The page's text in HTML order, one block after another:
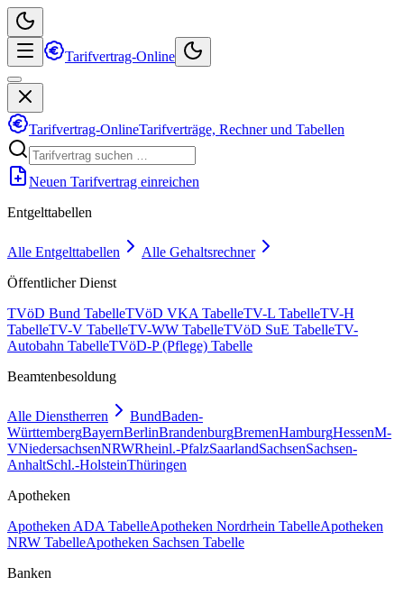
Tarifvertrag-Online
Tarifvertrag-OnlineTarifverträge, Rechner und Tabellen
Neuen Tarifvertrag einreichen
Entgelttabellen
Alle Entgelttabellen
Alle Gehaltsrechner
Öffentlicher Dienst
TVöD Bund TabelleTVöD VKA TabelleTV-L TabelleTV-H
TabelleTV-V TabelleTV-WW TabelleTVöD SuE TabelleTV-
Autobahn TabelleTVöD-P (Pflege) Tabelle
Beamtenbesoldung
Alle Dienstherren BundBaden-
WürttembergBayernBerlinBrandenburgBremenHamburgHessenM-
VNiedersachsenNRWRheinl.-PfalzSaarlandSachsenSachsen-
AnhaltSchl.-HolsteinThüringen
Apotheken
Apotheken ADA TabelleApotheken Nordrhein TabelleApotheken
NRW TabelleApotheken Sachsen Tabelle
Banken